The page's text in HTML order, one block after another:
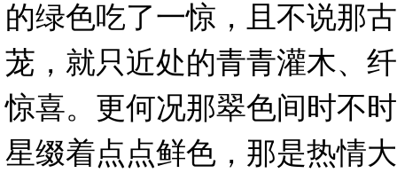
的绿色吃了一惊，且不说那
茏，就只近处的青青灌木、
惊喜。更何况那翠色间时不
星缀着点点鲜色，那是热情